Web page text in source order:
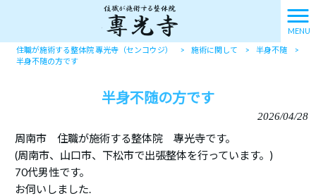
MENU
住職が施術する整体院 專光寺（センコウジ） > 施術に関して > 半身不随
>
半身不随の方です
半身不随の方です
2026/04/28
周南市 住職が施術する整体院 專光寺です。
(周南市、山口市、下松市で出張整体を行っています。)
70代男性です。
お伺いしました.